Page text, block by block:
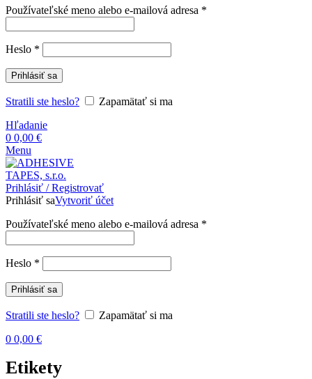
Používateľské meno alebo e-mailová adresa *
Heslo *
Prihlásiť sa
Stratili ste heslo?
Zapamätať si ma
Hľadanie
0 0,00 €
Menu
Prihlásiť / Registrovať
Prihlásiť saVytvoriť účet
Používateľské meno alebo e-mailová adresa *
Heslo *
Prihlásiť sa
Stratili ste heslo?
Zapamätať si ma
0 0,00 €
Etikety